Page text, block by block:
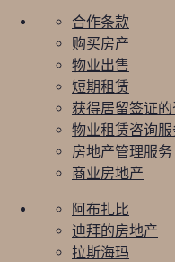
合作条款
购买房产
物业出售
短期租赁
获得居留签证
物业租赁咨询服
房地产管理服务
商业房地产
阿布扎比
迪拜的房地产
拉斯海玛